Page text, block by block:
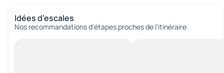
Idées d’escales
Nos recommandations d'étapes proches de l’itinéraire.